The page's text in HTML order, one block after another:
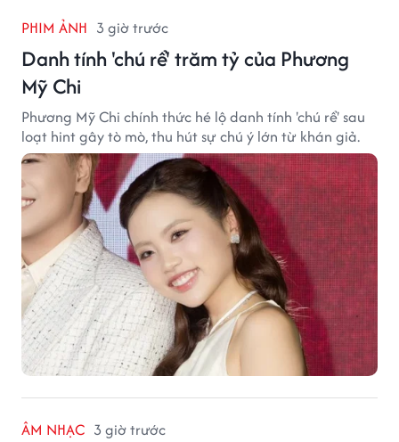
PHIM ẢNH 3 giờ trước
Danh tính 'chú rể' trăm tỷ của Phương
Mỹ Chi
Phương Mỹ Chi chính thức hé lộ danh tính 'chú rể' sau
loạt hint gây tò mò, thu hút sự chú ý lớn từ khán giả.
ÂM NHẠC 3 giờ trước